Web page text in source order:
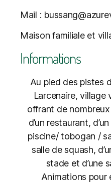
Mail :
Maison familiale et
Informations
Au pied des pistes
Larcenaire, village
offrant de
d’un restaurant,
piscine/ tobogan /
salle de squash,
stade et d’une
Animations pour